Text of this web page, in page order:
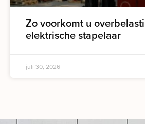
Zo voorkomt u
elektrische stapelaar
juli 30, 2026